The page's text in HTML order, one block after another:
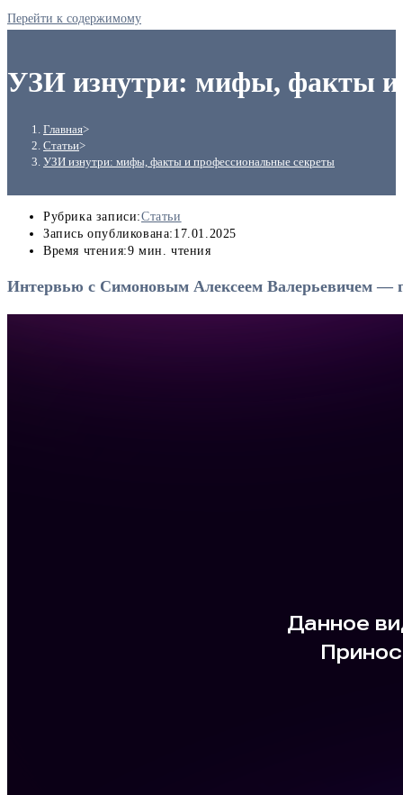
Перейти к содержимому
УЗИ изнутри: мифы, факты и
Главная>
Статьи>
УЗИ изнутри: мифы, факты и профессиональные секреты
Рубрика записи:Статьи
Запись опубликована: 17.01.2025
Время чтения:9 мин. чтения
Интервью с Симоновым Алексеем Валерьевичем —